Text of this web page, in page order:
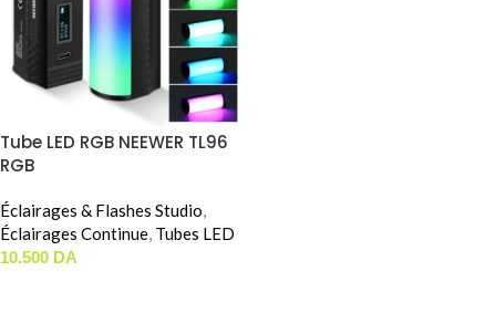
Tube LED RGB NEEWER TL96
RGB
Éclairages & Flashes Studio,
Éclairages Continue, Tubes LED
10.500 DA